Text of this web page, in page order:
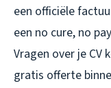
een officiële
een no cure, no
Vragen over je CV
gratis offerte